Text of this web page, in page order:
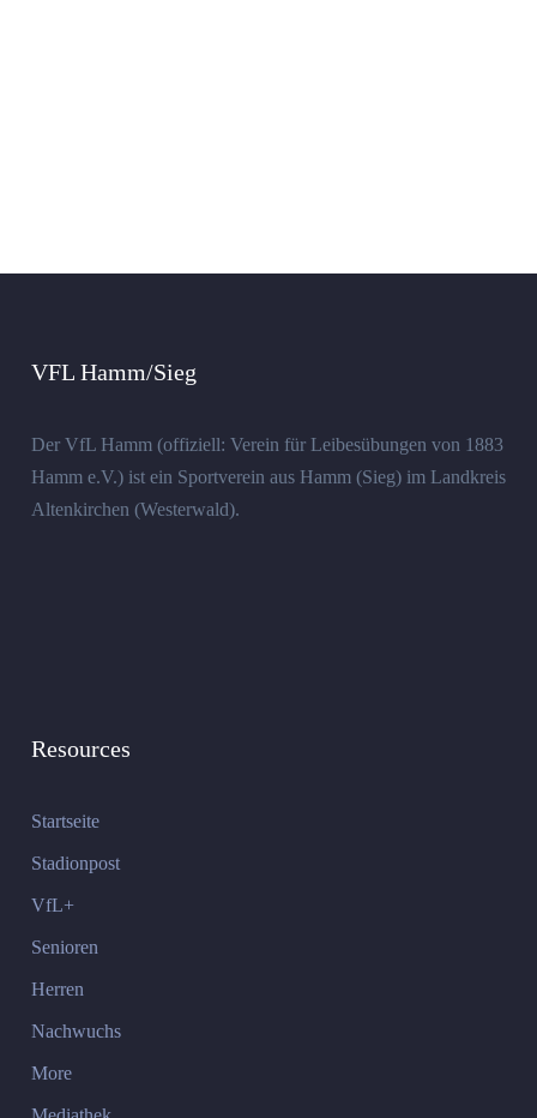
VFL Hamm/Sieg
Der VfL Hamm (offiziell: Verein für Leibesübungen von 1883
Hamm e.V.) ist ein Sportverein aus Hamm (Sieg) im Landkreis
Altenkirchen (Westerwald).
Resources
Startseite
Stadionpost
VfL+
Senioren
Herren
Nachwuchs
More